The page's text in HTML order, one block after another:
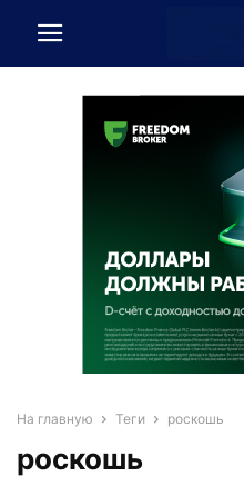
На главную Теги роскошь
роскошь